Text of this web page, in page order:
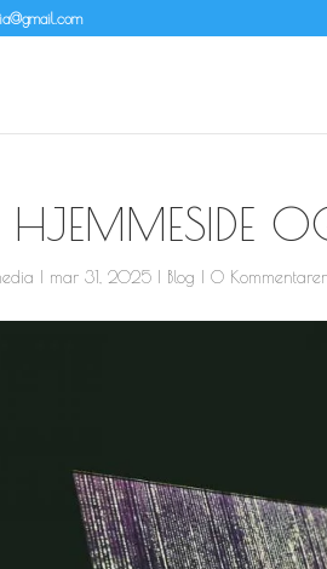
HJEMMESIDE
mar 31, 2025 Blog |0 Kommentarer